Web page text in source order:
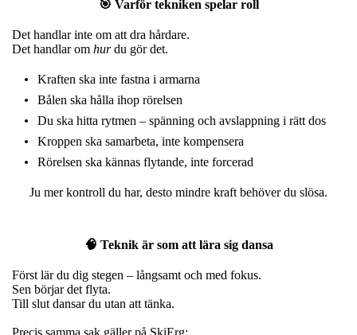
🎯 Varför tekniken spelar roll
Det handlar inte om att dra hårdare.
Det handlar om hurdu gör det.
Kraften ska inte fastna i armarna
Bålen ska hålla ihop rörelsen
Du ska hitta rytmen – spänning och avslappning i rätt dos
Kroppen ska samarbeta, inte kompensera
Rörelsen ska kännas flytande, inte forcerad
Ju mer kontroll du har, desto mindre kraft behöver du slösa.
🧠 Teknik är som att lära sig dansa
Först lär du dig stegen – långsamt och med fokus.
Sen börjar det flyta.
Till slut dansar du utan att tänka.